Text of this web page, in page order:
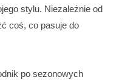
stylu. Niezależnie od
coś, co pasuje do
po sezonowych